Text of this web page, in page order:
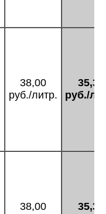
38,00
руб./литр.
35,34
руб./
38,00
35,34